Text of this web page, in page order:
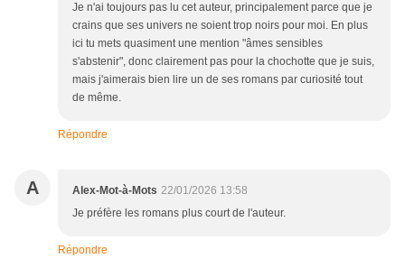
Je n'ai toujours pas lu cet auteur, principalement parce que je
crains que ses univers ne soient trop noirs pour moi. En plus
ici tu mets quasiment une mention "âmes sensibles
s'abstenir", donc clairement pas pour la chochotte que je suis,
mais j'aimerais bien lire un de ses romans par curiosité tout
de même.
Répondre
A Alex-Mot-à-Mots 22/01/2026 13:58
Je préfère les romans plus court de l'auteur.
Répondre